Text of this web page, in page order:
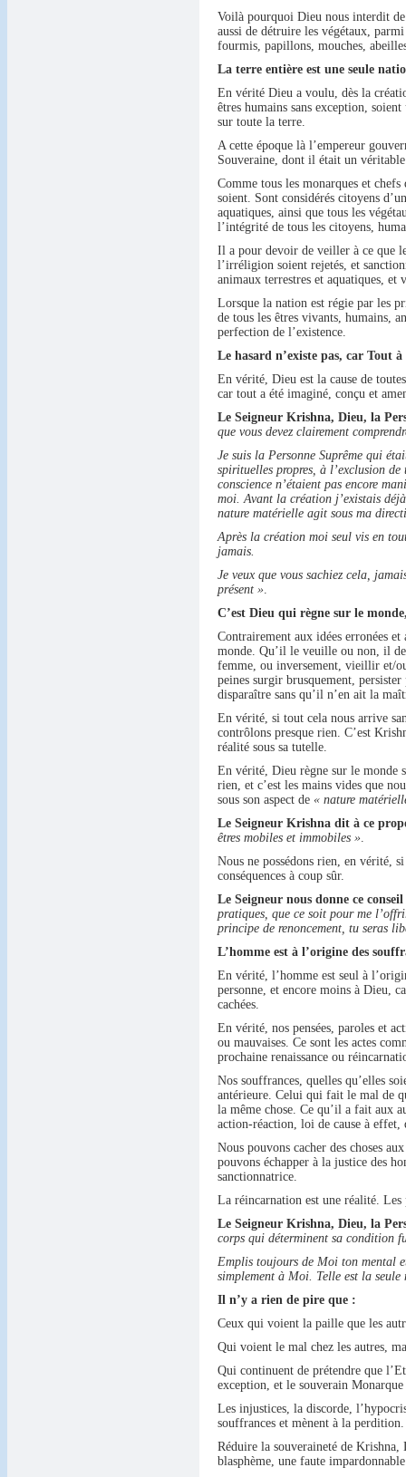
Voilà pourquoi Dieu nous interdit
aussi de détruire les végétaux,
fourmis, papillons, mouches,
La terre entière est une seule
En vérité Dieu a voulu, dès la
êtres humains sans exception,
sur toute la terre.
A cette époque là l’empereur
Souveraine, dont il était un
Comme tous les monarques et
soient. Sont considérés citoyens
aquatiques, ainsi que tous les
l’intégrité de tous les citoyens,
Il a pour devoir de veiller à ce que
l’irréligion soient rejetés, et
animaux terrestres et aquatiques, et
Lorsque la nation est régie par les
de tous les êtres vivants, humains,
perfection de l’existence.
Le hasard n’existe pas, car Tout
En vérité, Dieu est la cause de
car tout a été imaginé, conçu et
Le Seigneur Krishna, Dieu, la
que vous devez clairement
Je suis la Personne Suprême qui
spirituelles propres, à l’exclusion
conscience n’étaient pas encore
moi. Avant la création j’existais
nature matérielle agit sous ma
Après la création moi seul vis en
jamais.
Je veux que vous sachiez cela,
présent ».
C’est Dieu qui règne sur le
Contrairement aux idées erronées
monde. Qu’il le veuille ou non, il
femme, ou inversement, vieillir et/
peines surgir brusquement,
disparaître sans qu’il n’en ait la
En vérité, si tout cela nous arrive
contrôlons presque rien. C’est
réalité sous sa tutelle.
En vérité, Dieu règne sur le monde
rien, et c’est les mains vides que
sous son aspect de « nature
Le Seigneur Krishna dit à ce
êtres mobiles et immobiles ».
Nous ne possédons rien, en vérité,
conséquences à coup sûr.
Le Seigneur nous donne ce conseil
pratiques, que ce soit pour me
principe de renoncement, tu seras
L’homme est à l’origine des
En vérité, l’homme est seul à
personne, et encore moins à Dieu,
cachées.
En vérité, nos pensées, paroles et
ou mauvaises. Ce sont les actes
prochaine renaissance ou
Nos souffrances, quelles qu’elles
antérieure. Celui qui fait le mal de
la même chose. Ce qu’il a fait aux
action-réaction, loi de cause à effet,
Nous pouvons cacher des choses
pouvons échapper à la justice des
sanctionnatrice.
La réincarnation est une réalité. Les
Le Seigneur Krishna, Dieu, la
corps qui déterminent sa condition
Emplis toujours de Moi ton mental
simplement à Moi. Telle est la seule
Il n’y a rien de pire que :
Ceux qui voient la paille que les
Qui voient le mal chez les autres,
Qui continuent de prétendre que
exception, et le souverain
Les injustices, la discorde,
souffrances et mènent à la perdition.
Réduire la souveraineté de Krishna,
blasphème, une faute